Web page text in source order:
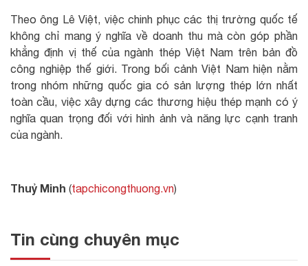
Theo ông Lê Việt, việc chinh phục các thị trường quốc tế
không chỉ mang ý nghĩa về doanh thu mà còn góp phần
khẳng định vị thế của ngành thép Việt Nam trên bản đồ
công nghiệp thế giới. Trong bối cảnh Việt Nam hiện nằm
trong nhóm những quốc gia có sản lượng thép lớn nhất
toàn cầu, việc xây dựng các thương hiệu thép mạnh có ý
nghĩa quan trọng đối với hình ảnh và năng lực cạnh tranh
của ngành.
Thuỷ Minh (tapchicongthuong.vn)
Tin cùng chuyên mục